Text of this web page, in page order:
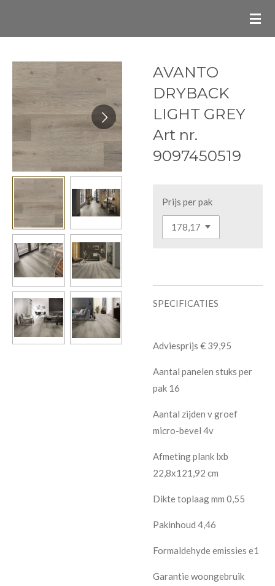
de
hoofdinhoud
AVANTO
DRYBACK
LIGHT GREY
Art nr.
9097450519
Prijs per pak
SPECIFICATIES
Adviesprijs € 39,95
Aantal panelen stuks per
pak 16
Aantal zijden v groef
micro-bevel 4v
Afmeting plank lxb
22,8x121,92 cm
Dikte toplaag mm 0,55
Pakinhoud 4,46
Formaldehyde emissies e1
Garantie woongebruik